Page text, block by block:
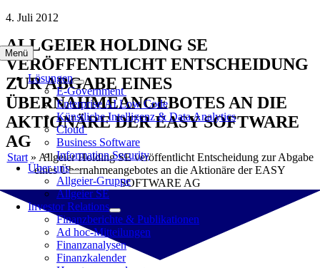
Zum
springen
Menü
Lösungen
E-Government
Enterprise AI Low Code
Künstliche Intelligenz & Data Analytics
Cloud
Business Software
Information Security
Über uns
Allgeier-Gruppe
Allgeier SE
Investor Relations
Finanzberichte & Publikationen
Ad hoc-Mitteilungen
Finanzanalysen
Finanzkalender
4. Juli 2012
ALLGEIER HOLDING SE
VERÖFFENTLICHT ENTSCHEIDUNG
ZUR ABGABE EINES
ÜBERNAHMEANGEBOTES AN DIE
AKTIONÄRE DER EASY SOFTWARE
AG
Start» Allgeier Holding SE veröffentlicht Entscheidung zur Abgabe
eines Übernahmeangebotes an die Aktionäre der EASY
SOFTWARE AG